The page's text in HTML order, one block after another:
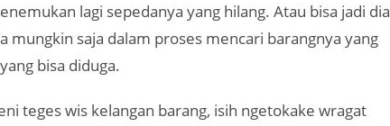
lagi sepedanya yang hilang. Atau bisa jadi dia
mungkin saja dalam proses mencari barangnya yang
bisa diduga.
teges wis kelangan barang, isih ngetokake wragat